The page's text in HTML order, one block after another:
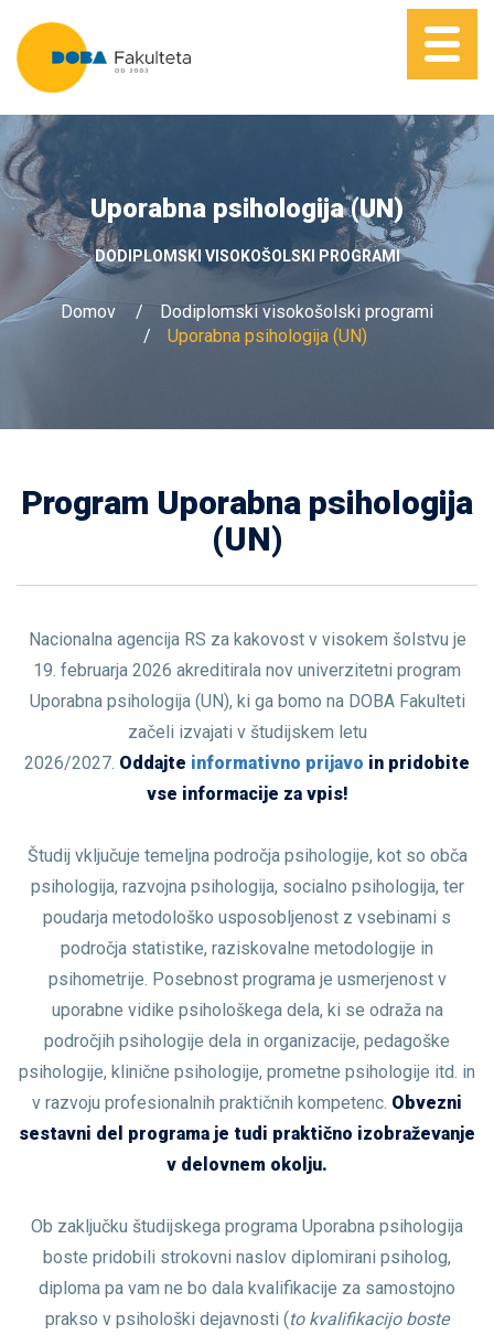
Uporabna psihologija (UN)
DODIPLOMSKI VISOKOŠOLSKI PROGRAMI
Domov
Dodiplomski visokošolski programi
Uporabna psihologija (UN)
Program Uporabna psihologija
(UN)
Nacionalna agencija RS za kakovost v visokem šolstvu je
19. februarja 2026 akreditirala nov univerzitetni program
Uporabna psihologija (UN), ki ga bomo na DOBA Fakulteti
začeli izvajati v študijskem letu
2026/2027. Oddajte informativno prijavo in pridobite
vse informacije za vpis!
Študij vključuje temeljna področja psihologije, kot so obča
psihologija, razvojna psihologija, socialno psihologija, ter
poudarja metodološko usposobljenost z vsebinami s
področja statistike, raziskovalne metodologije in
psihometrije. Posebnost programa je usmerjenost v
uporabne vidike psihološkega dela, ki se odraža na
področjih psihologije dela in organizacije, pedagoške
psihologije, klinične psihologije, prometne psihologije itd. in
v razvoju profesionalnih praktičnih kompetenc. Obvezni
sestavni del programa je tudi praktično izobraževanje
v delovnem okolju.
Ob zaključku študijskega programa Uporabna psihologija
boste pridobili strokovni naslov diplomirani psiholog,
diploma pa vam ne bo dala kvalifikacije za samostojno
prakso v psihološki dejavnosti (to kvalifikacijo boste